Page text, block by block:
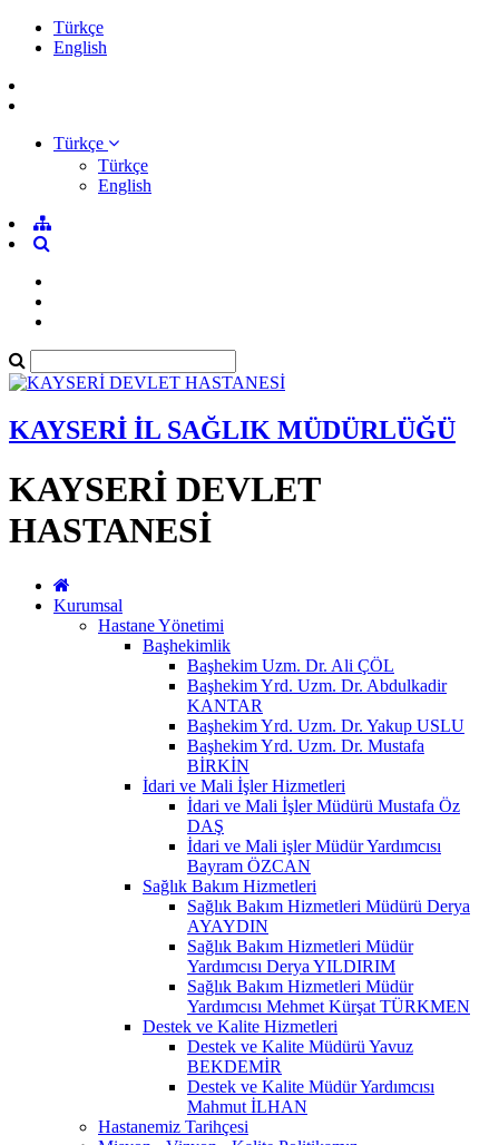
Türkçe
English
Türkçe
Türkçe
English
KAYSERİ İL SAĞLIK MÜDÜRLÜĞÜ
KAYSERİ DEVLET
HASTANESİ
Kurumsal
Hastane Yönetimi
Başhekimlik
Başhekim Uzm. Dr. Ali ÇÖL
Başhekim Yrd. Uzm. Dr. Abdulkadir
KANTAR
Başhekim Yrd. Uzm. Dr. Yakup USLU
Başhekim Yrd. Uzm. Dr. Mustafa
BİRKİN
İdari ve Mali İşler Hizmetleri
İdari ve Mali İşler Müdürü Mustafa Öz
DAŞ
İdari ve Mali işler Müdür Yardımcısı
Bayram ÖZCAN
Sağlık Bakım Hizmetleri
Sağlık Bakım Hizmetleri Müdürü Derya
AYAYDIN
Sağlık Bakım Hizmetleri Müdür
Yardımcısı Derya YILDIRIM
Sağlık Bakım Hizmetleri Müdür
Yardımcısı Mehmet Kürşat TÜRKMEN
Destek ve Kalite Hizmetleri
Destek ve Kalite Müdürü Yavuz
BEKDEMİR
Destek ve Kalite Müdür Yardımcısı
Mahmut İLHAN
Hastanemiz Tarihçesi